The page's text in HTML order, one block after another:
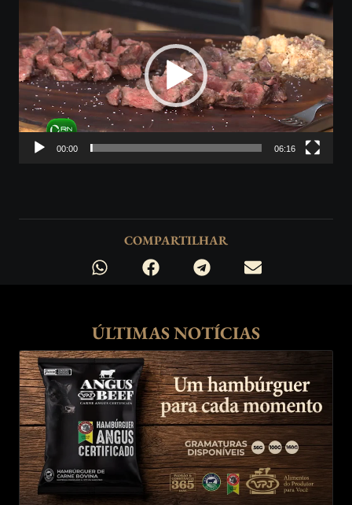
vídeo
00:00 06:16
COMPARTILHAR
ÚLTIMAS NOTÍCIAS